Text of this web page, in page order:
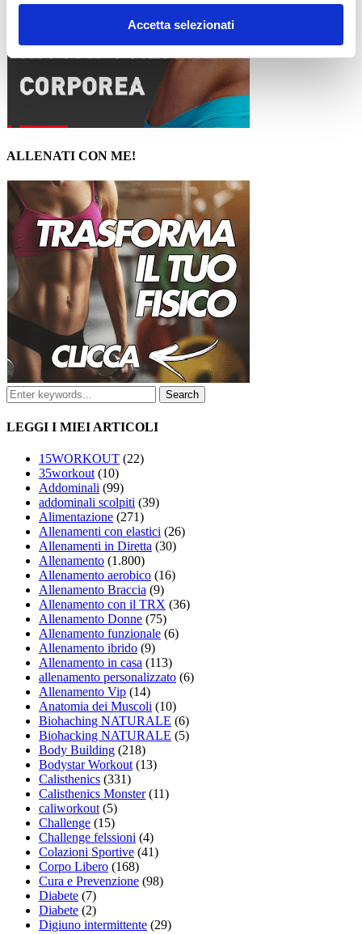
Accetta selezionati
ALLENATI CON ME!
LEGGI I MIEI ARTICOLI
15WORKOUT (22)
35workout(10)
Addominali (99)
addominali scolpiti (39)
Alimentazione (271)
Allenamenti con elastici (26)
Allenamenti in Diretta (30)
Allenamento (1.800)
Allenamento aerobico (16)
Allenamento Braccia (9)
Allenamento con il TRX (36)
Allenamento Donne (75)
Allenamento funzionale (6)
Allenamento ibrido (9)
Allenamento in casa (113)
allenamento personalizzato (6)
Allenamento Vip (14)
Anatomia dei Muscoli (10)
Biohaching NATURALE (6)
Biohacking NATURALE (5)
Body Building (218)
Bodystar Workout(13)
Calisthenics (331)
Calisthenics Monster(11)
caliworkout(5)
Challenge (15)
Challenge felssioni (4)
Colazioni Sportive (41)
Corpo Libero (168)
Cura e Prevenzione (98)
Diabete (7)
Diabete (2)
Digiuno intermittente (29)